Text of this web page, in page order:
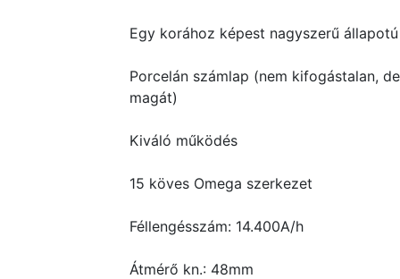
Egy korához képest nagyszerű
Porcelán számlap (nem kifogástalan,
magát)
Kiváló működés
15 köves Omega szerkezet
Féllengésszám: 14.400A/h
Átmérő kn.: 48mm